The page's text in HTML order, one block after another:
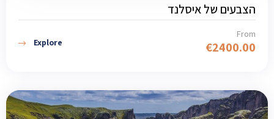
הצבעים של איסלנד
From
€2400.00
Explore